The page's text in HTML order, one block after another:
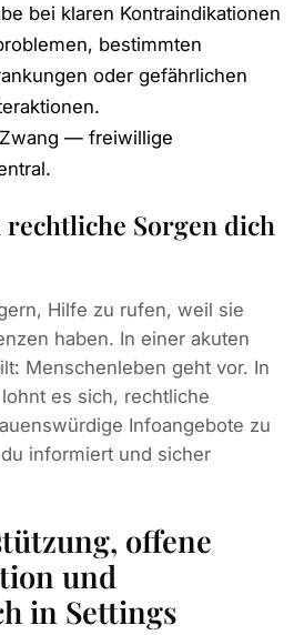
bei klaren Kontraindikationen
bestimmten
oder gefährlichen
— freiwillige
rechtliche Sorgen dich
Hilfe zu rufen, weil sie
haben. In einer akuten
Menschenleben geht vor. In
es sich, rechtliche
Infoangebote zu
informiert und sicher
offene
und
in Settings